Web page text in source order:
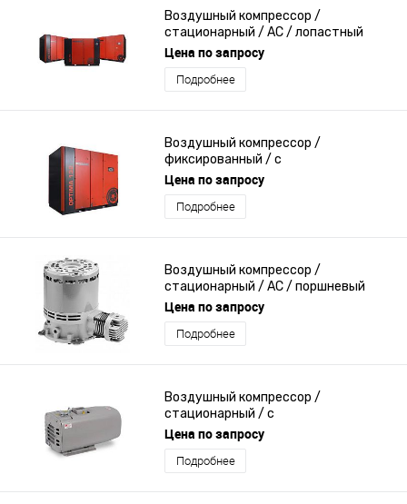
Воздушный компрессор /
стационарный / AC / лопастный
Цена по запросу
Подробнее
Воздушный компрессор /
фиксированный / с
электродвигателем / лопастный
Цена по запросу
Подробнее
Воздушный компрессор /
стационарный / AC / поршневый
Цена по запросу
Подробнее
Воздушный компрессор /
стационарный / с
электродвигателем / лопастный
Цена по запросу
Подробнее